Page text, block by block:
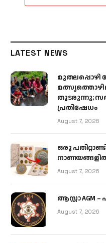
LATEST NEWS
മുതലപ്പൊഴി
തുടരുന്നു;
പ്രതിഷേധം
August 7, 2026
ഒരു
August 7, 2026
ആസ്റ്റാ AGM
August 7, 2026